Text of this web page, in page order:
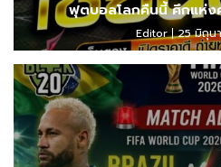
ฟุตบอลโลกคืนนี้ ศึกแห่ง
Editor 25 มิถุน